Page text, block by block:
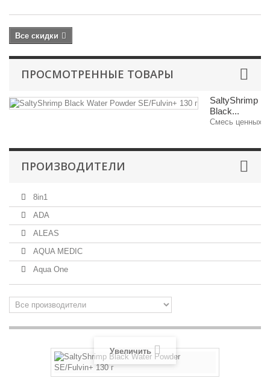
Все скидки
ПРОСМОТРЕННЫЕ ТОВАРЫ
SaltyShrimp
Black...
Смесь ценных
ПРОИЗВОДИТЕЛИ
8in1
ADA
ALEAS
AQUA MEDIC
Aqua One
Увеличить